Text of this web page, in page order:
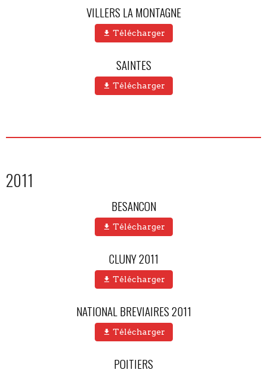
VILLERS LA MONTAGNE
Télécharger
SAINTES
Télécharger
2011
BESANCON
Télécharger
CLUNY 2011
Télécharger
NATIONAL BREVIAIRES 2011
Télécharger
POITIERS